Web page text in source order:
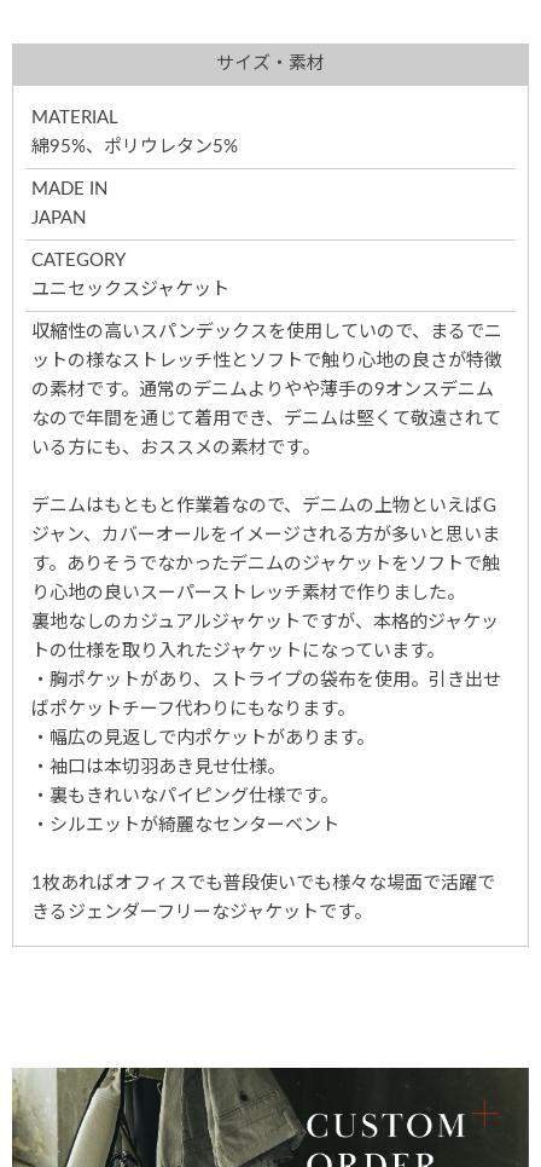
サイズ・素材
MATERIAL
綿95%、ポリウレタン5%
MADE IN
JAPAN
CATEGORY
ユニセックスジャケット
収縮性の高いスパンデックスを使用していので、まるでニ
ットの様なストレッチ性とソフトで触り心地の良さが特徴
の素材です。通常のデニムよりやや薄手の9オンスデニム
なので年間を通じて着用でき、デニムは堅くて敬遠されて
いる方にも、おススメの素材です。
デニムはもともと作業着なので、デニムの上物といえばG
ジャン、カバーオールをイメージされる方が多いと思いま
す。ありそうでなかったデニムのジャケットをソフトで触
り心地の良いスーパーストレッチ素材で作りました。
裏地なしのカジュアルジャケットですが、本格的ジャケッ
トの仕様を取り入れたジャケットになっています。
・胸ポケットがあり、ストライプの袋布を使用。引き出せ
ばポケットチーフ代わりにもなります。
・幅広の見返しで内ポケットがあります。
・袖口は本切羽あき見せ仕様。
・裏もきれいなパイピング仕様です。
・シルエットが綺麗なセンターベント
1枚あればオフィスでも普段使いでも様々な場面で活躍で
きるジェンダーフリーなジャケットです。